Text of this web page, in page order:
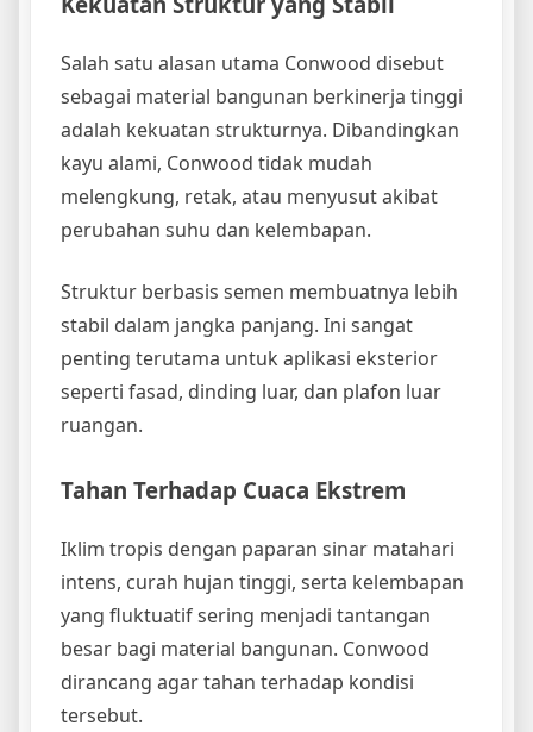
Salah satu alasan utama Conwood disebut
sebagai material bangunan berkinerja tinggi
adalah kekuatan strukturnya. Dibandingkan
kayu alami, Conwood tidak mudah
melengkung, retak, atau menyusut akibat
perubahan suhu dan kelembapan.
Struktur berbasis semen membuatnya lebih
stabil dalam jangka panjang. Ini sangat
penting terutama untuk aplikasi eksterior
seperti fasad, dinding luar, dan plafon luar
ruangan.
Tahan Terhadap Cuaca Ekstrem
Iklim tropis dengan paparan sinar matahari
intens, curah hujan tinggi, serta kelembapan
yang fluktuatif sering menjadi tantangan
besar bagi material bangunan. Conwood
dirancang agar tahan terhadap kondisi
tersebut.